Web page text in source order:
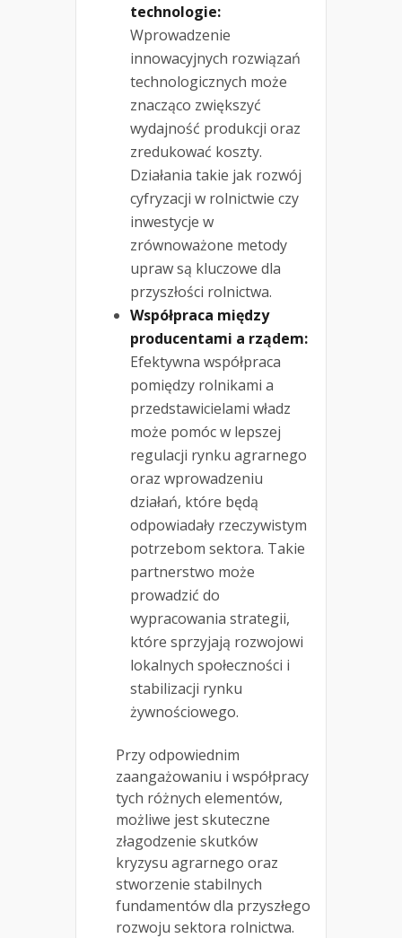
technologie:
Wprowadzenie
innowacyjnych rozwiązań
technologicznych może
znacząco zwiększyć
wydajność produkcji oraz
zredukować koszty.
Działania takie jak rozwój
cyfryzacji w rolnictwie czy
inwestycje w
zrównoważone metody
upraw są kluczowe dla
przyszłości rolnictwa.
Współpraca między
producentami a rządem:
Efektywna współpraca
pomiędzy rolnikami a
przedstawicielami władz
może pomóc w lepszej
regulacji rynku agrarnego
oraz wprowadzeniu
działań, które będą
odpowiadały rzeczywistym
potrzebom sektora. Takie
partnerstwo może
prowadzić do
wypracowania strategii,
które sprzyjają rozwojowi
lokalnych społeczności i
stabilizacji rynku
żywnościowego.
Przy odpowiednim
zaangażowaniu i współpracy
tych różnych elementów,
możliwe jest skuteczne
złagodzenie skutków
kryzysu agrarnego oraz
stworzenie stabilnych
fundamentów dla przyszłego
rozwoju sektora rolnictwa.